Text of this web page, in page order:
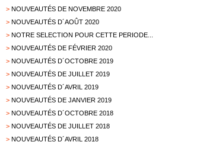
> NOUVEAUTÉS DE NOVEMBRE 2020
> NOUVEAUTÉS D´AOÛT 2020
> NOTRE SELECTION POUR CETTE PERIODE...
> NOUVEAUTÉS DE FÉVRIER 2020
> NOUVEAUTÉS D´OCTOBRE 2019
> NOUVEAUTÉS DE JUILLET 2019
> NOUVEAUTÉS D´AVRIL 2019
> NOUVEAUTÉS DE JANVIER 2019
> NOUVEAUTÉS D´OCTOBRE 2018
> NOUVEAUTÉS DE JUILLET 2018
> NOUVEAUTÉS D´AVRIL 2018